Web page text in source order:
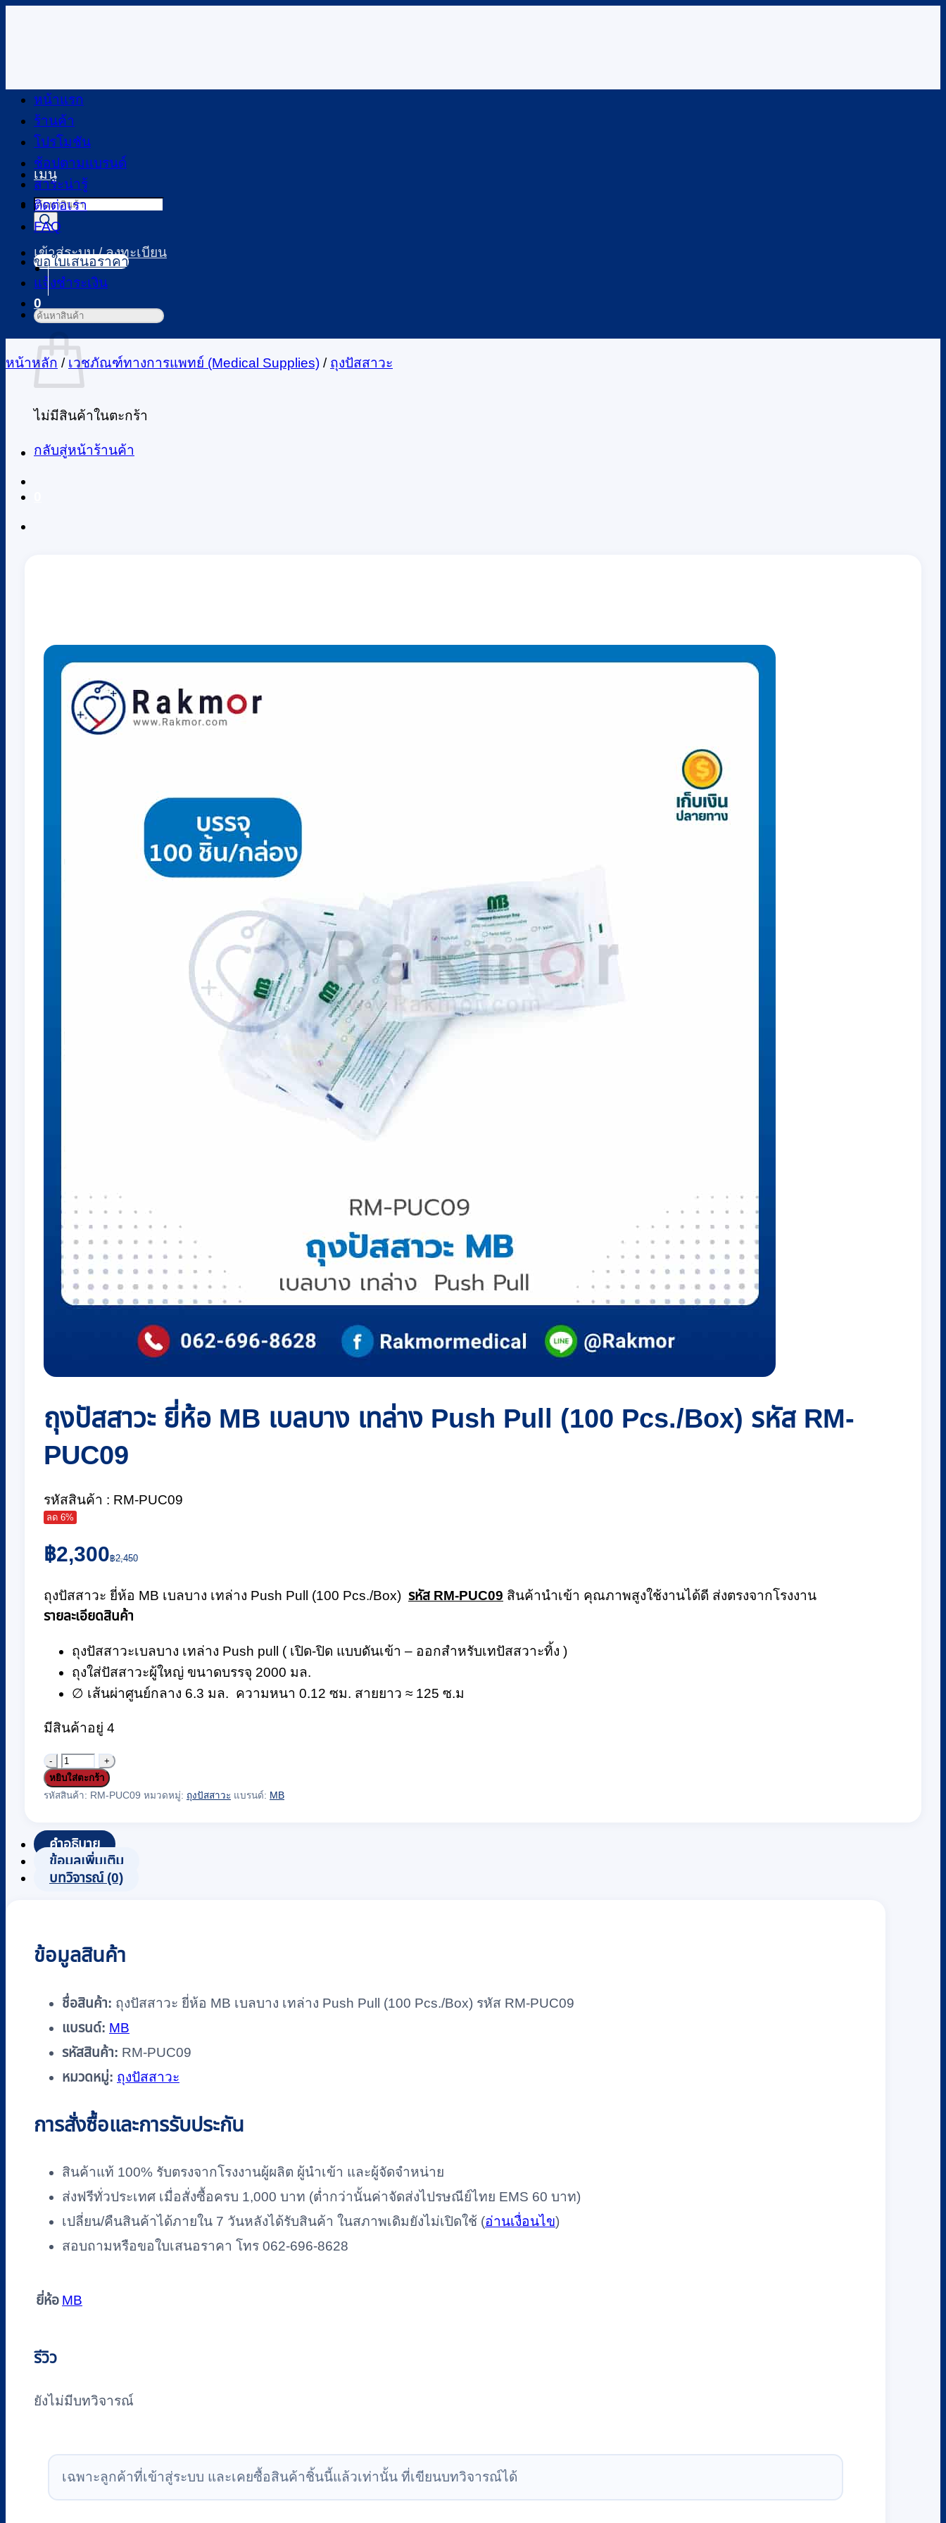
เมนู
Products
search
เข้าสู่ระบบ / ลงทะเบียน
0
ตะกร้าสินค้า
ไม่มีสินค้าในตะกร้า
กลับสู่หน้าร้านค้า
หน้าแรก
ร้านค้า
โปรโมชัน
ช้อปตามแบรนด์
สาระน่ารู้
ติดต่อเรา
FAQ
ขอใบเสนอราคา
แจ้งชำระเงิน
ค้นหา:
หน้าหลัก / เวชภัณฑ์ทางการแพทย์ (Medical Supplies) / ถุงปัสสาวะ
ถุงปัสสาวะ ยี่ห้อ MB เบลบาง เทล่าง Push Pull (100 Pcs./Box) รหัส RM-
PUC09
รหัสสินค้า : RM-PUC09
ลด 6%
฿2,450
Original
price
฿2,450.
฿2,300
Current
price
฿2,300.
ถุงปัสสาวะ ยี่ห้อ MB เบลบาง เทล่าง Push Pull (100 Pcs./Box) รหัส RM-PUC09 สินค้านำเข้า คุณภาพสูงใช้งานได้ดี ส่งตรงจากโรงงาน
รายละเอียดสินค้า
ถุงปัสสาวะเบลบาง เทล่าง Push pull ( เปิด-ปิด แบบดันเข้า – ออกสำหรับเทปัสสวาะทิ้ง )
ถุงใส่ปัสสาวะผู้ใหญ่ ขนาดบรรจุ 2000 มล.
∅ เส้นผ่าศูนย์กลาง 6.3 มล. ความหนา 0.12 ซม. สายยาว ≈ 125 ซ.ม
มีสินค้าอยู่ 4
จำนวน
ถุง
MB
เบ
ลบาง
Push
Pull
Pcs./Box)
รหัส
RM-
PUC09
ชิ้น
หยิบใส่ตะกร้า
รหัสสินค้า: RM-PUC09 หมวดหมู่: ถุงปัสสาวะ แบรนด์: MB
คำอธิบาย
ข้อมูลเพิ่มเติม
บทวิจารณ์ (0)
ข้อมูลสินค้า
ชื่อสินค้า: ถุงปัสสาวะ ยี่ห้อ MB เบลบาง เทล่าง Push Pull (100 Pcs./Box) รหัส RM-PUC09
แบรนด์: MB
รหัสสินค้า: RM-PUC09
หมวดหมู่: ถุงปัสสาวะ
การสั่งซื้อและการรับประกัน
สินค้าแท้ 100% รับตรงจากโรงงานผู้ผลิต ผู้นำเข้า และผู้จัดจำหน่าย
ส่งฟรีทั่วประเทศ เมื่อสั่งซื้อครบ 1,000 บาท (ต่ำกว่านั้นค่าจัดส่งไปรษณีย์ไทย EMS 60 บาท)
เปลี่ยน/คืนสินค้าได้ภายใน 7 วันหลังได้รับสินค้า ในสภาพเดิมยังไม่เปิดใช้ (อ่านเงื่อนไข)
สอบถามหรือขอใบเสนอราคา โทร 062-696-8628
ยี่ห้อ MB
รีวิว
ยังไม่มีบทวิจารณ์
เฉพาะลูกค้าที่เข้าสู่ระบบ และเคยซื้อสินค้าชิ้นนี้แล้วเท่านั้น ที่เขียนบทวิจารณ์ได้